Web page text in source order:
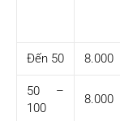
Đến 50 8.000
50 –
100
8.000